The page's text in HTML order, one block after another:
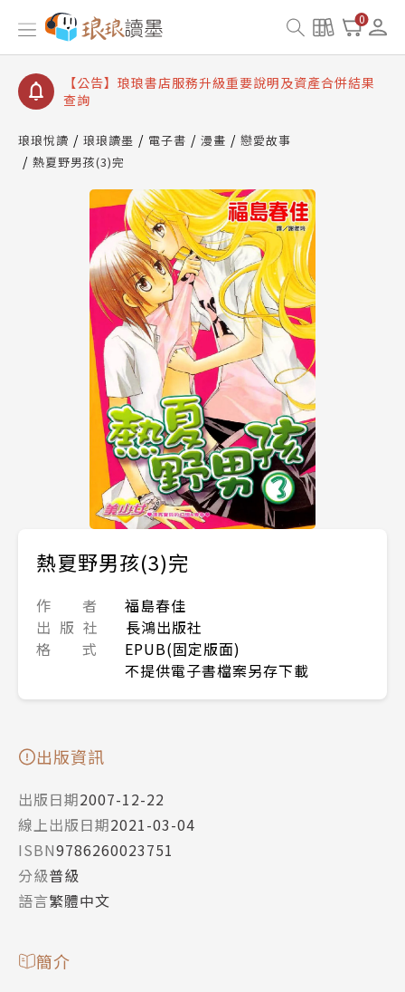
0
【公告】琅琅讀墨書櫃開通常見問題
【公告】琅琅讀墨 3 分鐘完成書櫃開通與資產合併申
【公告】琅琅書店服務升級重要說明及資產合併結果
查詢
停部分閱讀服務
琅琅悅讀 琅琅讀墨 電子書 漫畫
戀愛故事
熱夏野男孩(3)完
熱夏野男孩(3)完
作 者
福島春佳
出 版 社
長鴻出版社
格 式
EPUB(固定版面)
不提供電子書檔案另存下載
出版資訊
出版日期2007-12-22
線上出版日期2021-03-04
ISBN9786260023751
分級普級
語言繁體中文
簡介